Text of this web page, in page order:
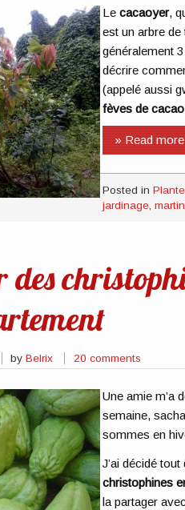
Lecacaoyer,
est un arbre
généralement
décrire
(appelé aussi
fèves de cacao
» Read more
Posted in
jardinage ,
des
byBelrix 20 comments
Une amie m’a
semaine,
sommes en
J’ai décidé
christophines
la partager